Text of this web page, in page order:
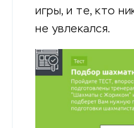
игры, и те, кто
не увлекался.